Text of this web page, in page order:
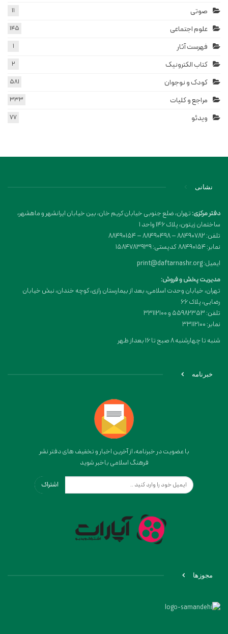
صوتی 11
علوم اجتماعی 145
فهرست آثار 1
کتاب الکترونیک 2
کودک و نوجوان 581
مراجع و کلیات 333
ویدئو 77
نشانی
دفتر مرکزی:تهران، ضلع جنوبی خیابان کریم خان، بین خیابان ایرانشهر و ماهشهر،
ساختمان زیتون، پلاک 146 واحد 1
تلفن: 88490782 – 88490498 – 88490154
نمابر: 88490154 کدپستی: 1584783939
ایمیل: print@daftarnashr.org
مدیریت پخش و فروش:
تهران، خیابان وحدت اسلامی، بعد از بیمارستان رازی، کوچه خندان، نبش خیابان
رضایی، پلاک ۶۶
تلفن: 55982353 و 33112100
نمابر: 33112100
شنبه تا چهارشنبه 8 صبح تا 16 بعداز ظهر
خبرنامه
با عضویت در خبرنامه، از آخرین اخبار و تخفیف های دفتر نشر
فرهنگ اسلامی باخبر شوید
اشتراک
مجوزها